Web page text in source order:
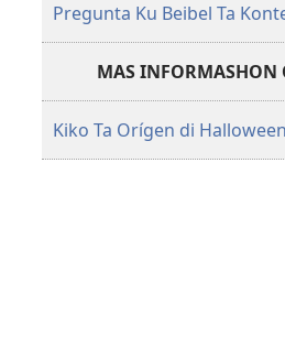
Pregunta Ku Beibel Ta
MAS INFORMASHON
Kiko Ta Orígen di